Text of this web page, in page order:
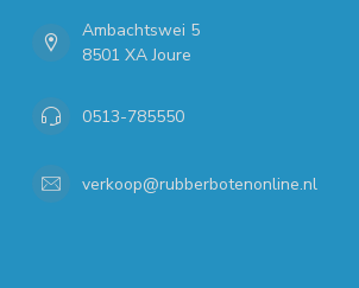
Ambachtswei 5
8501 XA Joure
0513-785550
verkoop@rubberbotenonline.nl